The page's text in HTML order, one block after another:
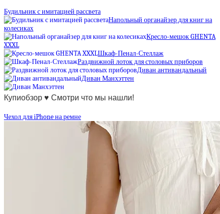
Будильник с имитацией рассвета
Напольный органайзер для книг на
колесиках
Кресло-мешок GHENTA
XXXL
Шкаф-Пенал-Стеллаж
Раздвижной лоток для столовых приборов
Диван антивандальный
Диван Манхэттен
Купиобзор ♥ Смотри что мы нашли!
Чехол для iPhone на ремне